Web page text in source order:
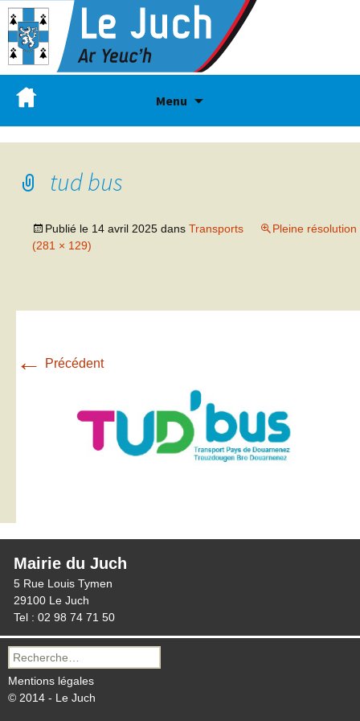
Menu
tud bus
Publié le 14 avril 2025 dans Transports
Pleine résolution
(281 × 129)
← Précédent
Mairie du Juch
5 Rue Louis Tymen
29100 Le Juch
Tel : 02 98 74 71 50
Recherche
pour :
Mentions légales
© 2014 - Le Juch